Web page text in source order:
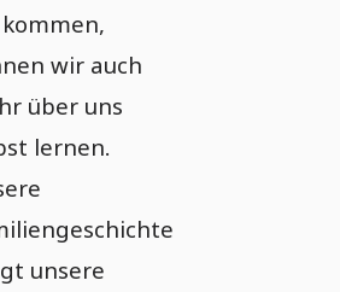
wir auch
über uns
lernen.
unsere